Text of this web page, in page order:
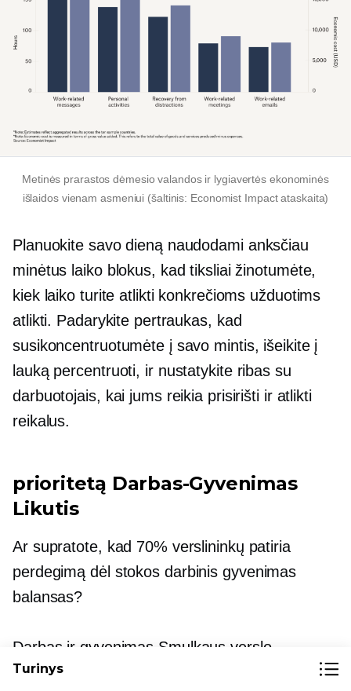
Metinės prarastos dėmesio valandos ir lygiavertės ekonominės
išlaidos vienam asmeniui (šaltinis: Economist Impact ataskaita)
Planuokite savo dieną naudodami anksčiau
minėtus laiko blokus, kad tiksliai žinotumėte,
kiek laiko turite atlikti konkrečioms užduotims
atlikti. Padarykite pertraukas, kad
susikoncentruotumėte į savo mintis, išeikite į
lauką percentruoti, ir nustatykite ribas su
darbuotojais, kai jums reikia prisirišti ir atlikti
reikalus.
prioritetą Darbas-Gyvenimas
Likutis
Ar supratote, kad 70% verslininkų patiria
perdegimą dėl stokos darbinis gyvenimas
balansas?
Darbas ir gyvenimas Smulkaus verslo
savininkams pusiausvyra dažnai nukrenta, nes
Turinys